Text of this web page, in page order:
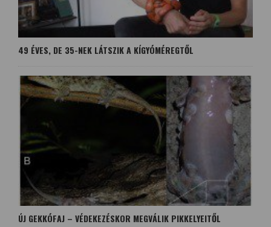
49 ÉVES, DE 35-NEK LÁTSZIK A KÍGYÓMÉREGTŐL
ÚJ GEKKÓFAJ – VÉDEKEZÉSKOR MEGVÁLIK PIKKELYEITŐL